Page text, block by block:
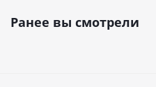
Ранее вы смотрели